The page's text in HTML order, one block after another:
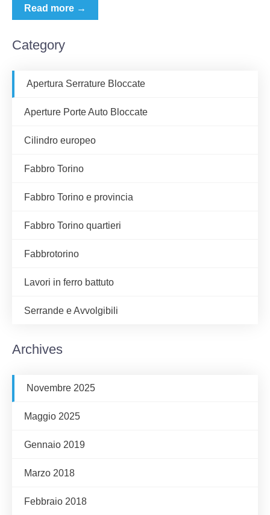
Read more →
Category
Apertura Serrature Bloccate
Aperture Porte Auto Bloccate
Cilindro europeo
Fabbro Torino
Fabbro Torino e provincia
Fabbro Torino quartieri
Fabbrotorino
Lavori in ferro battuto
Serrande e Avvolgibili
Archives
Novembre 2025
Maggio 2025
Gennaio 2019
Marzo 2018
Febbraio 2018